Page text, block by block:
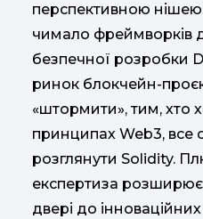
перспективною
чимало фреймворків
безпечної розробки
ринок блокчейн-
«штормити», тим, хто
принципах Web3, все
розглянути Solidity.
експертиза розширює
двері до інноваційних